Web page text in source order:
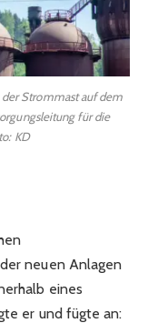
Strommast auf dem
für die
KD
neuen Anlagen
eines
er und fügte an: